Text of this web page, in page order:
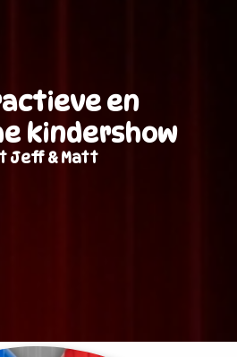
en
kindershow
Jeff & Matt